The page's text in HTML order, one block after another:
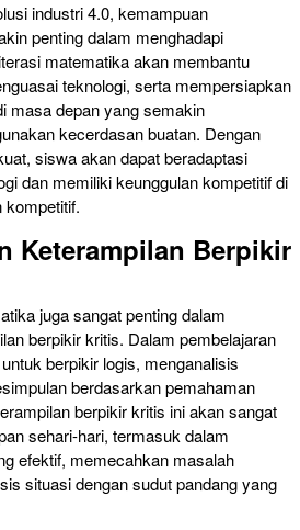
industri 4.0, kemampuan
penting dalam menghadapi
matematika akan membantu
teknologi, serta mempersiapkan
masa depan yang semakin
kecerdasan buatan. Dengan
siswa akan dapat beradaptasi
dan memiliki keunggulan kompetitif di
kompetitif.
Keterampilan Berpikir
juga sangat penting dalam
berpikir kritis. Dalam pembelajaran
berpikir logis, menganalisis
berdasarkan pemahaman
berpikir kritis ini akan sangat
sehari-hari, termasuk dalam
efektif, memecahkan masalah
situasi dengan sudut pandang yang